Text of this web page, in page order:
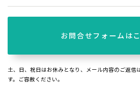
お問合せフォームは
土、日、祝日はお休みとなり、メール内容のご返信
す。ご容赦ください。